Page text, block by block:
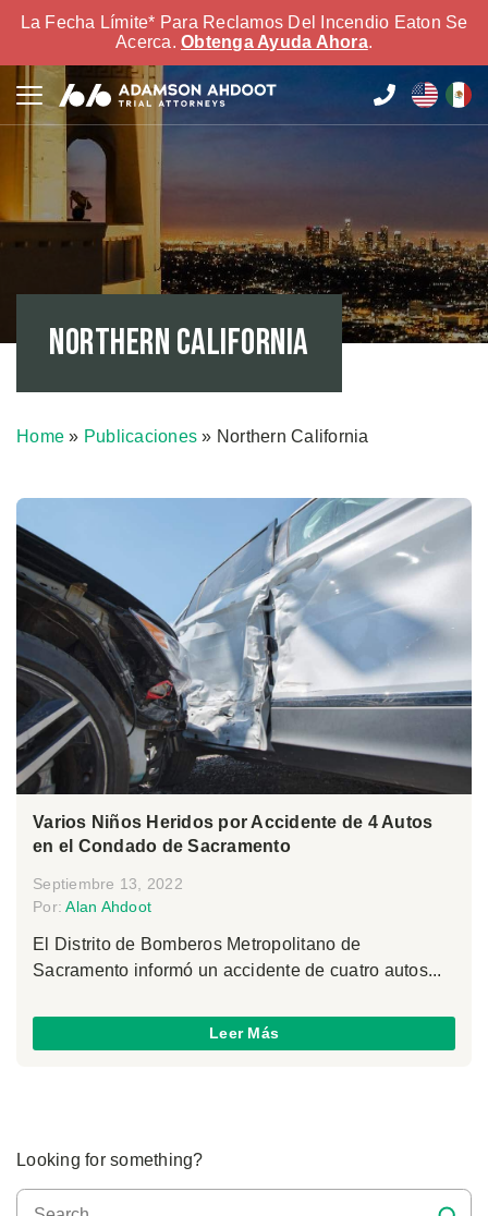
La Fecha Límite* Para Reclamos Del Incendio Eaton Se
Acerca. Obtenga Ayuda Ahora.
Northern California
Home » Publicaciones » Northern California
Varios Niños Heridos por Accidente de 4 Autos
en el Condado de Sacramento
Septiembre 13, 2022
Por:Alan Ahdoot
El Distrito de Bomberos Metropolitano de
Sacramento informó un accidente de cuatro autos...
Leer Más
Looking for something?